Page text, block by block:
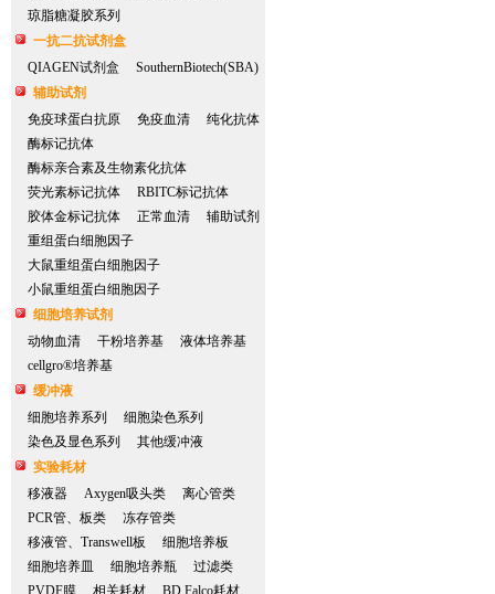
琼脂糖凝胶系列
一抗二抗试剂盒
QIAGEN试剂盒
SouthernBiotech(SBA)
辅助试剂
免疫球蛋白抗原
免疫血清
纯化抗体
酶标记抗体
酶标亲合素及生物素化抗体
荧光素标记抗体
RBITC标记抗体
胶体金标记抗体
正常血清
辅助试剂
重组蛋白细胞因子
大鼠重组蛋白细胞因子
小鼠重组蛋白细胞因子
细胞培养试剂
动物血清
干粉培养基
液体培养基
cellgro®培养基
缓冲液
细胞培养系列
细胞染色系列
染色及显色系列
其他缓冲液
实验耗材
移液器
Axygen吸头类
离心管类
PCR管、板类
冻存管类
移液管、Transwell板
细胞培养板
细胞培养皿
细胞培养瓶
过滤类
PVDF膜
相关耗材
BD Falco耗材